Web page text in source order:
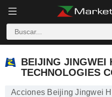
BEIJING JINGWEI
TECHNOLOGIES
Acciones Beijing Jingwei